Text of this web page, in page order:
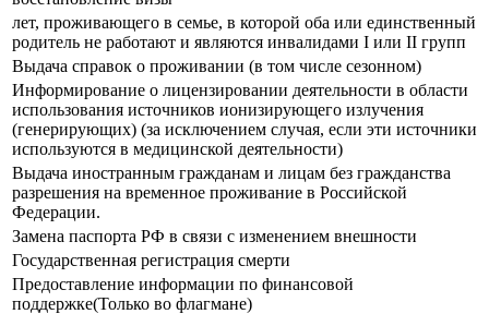
лет, проживающего в семье, в которой оба или единственный
родитель не работают и являются инвалидами I или II групп
Выдача справок о проживании (в том числе сезонном)
Информирование о лицензировании деятельности в области
использования источников ионизирующего излучения
(генерирующих) (за исключением случая, если эти источники
используются в медицинской деятельности)
Выдача иностранным гражданам и лицам без гражданства
разрешения на временное проживание в Российской
Федерации.
Замена паспорта РФ в связи с изменением внешности
Государственная регистрация смерти
Предоставление информации по финансовой
поддержке(Только во флагмане)